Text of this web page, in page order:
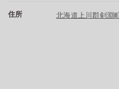
住所 北海道上川郡剣淵